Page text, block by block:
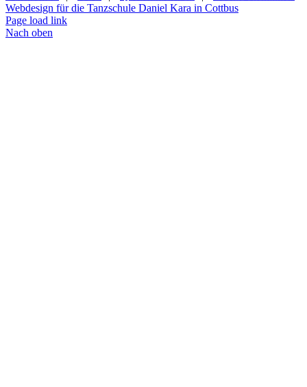
Webdesign für die Tanzschule Daniel Kara in Cottbus
Page load link
Nach oben